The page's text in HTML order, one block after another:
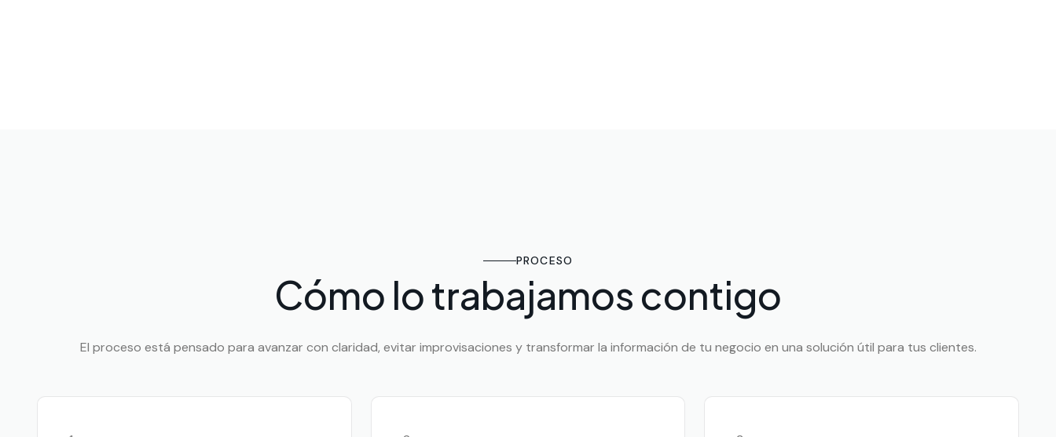
PROCESO
Cómo lo trabajamos contigo
El proceso está pensado para avanzar con claridad, evitar improvisaciones y transformar la información de tu negocio en una solución útil para tus clientes.